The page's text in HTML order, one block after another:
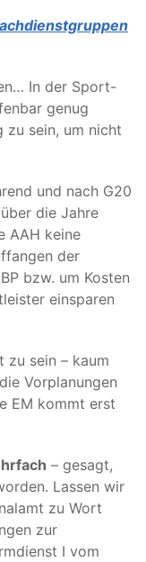
In der Sport-
genug
zu sein, um nicht
und nach G20
die Jahre
AAH keine
der
bzw. um Kosten
einsparen
sein – kaum
Vorplanungen
EM kommt erst
– gesagt,
Lassen wir
zu Wort
zur
I vom